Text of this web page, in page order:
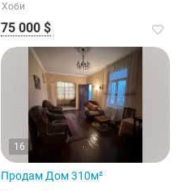
Хоби
75 000 $
16
Продам Дом 310м²